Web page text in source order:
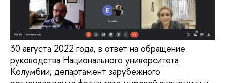
30 августа 2022 года, в ответ на обращение
руководства Национального университета
Колумбии, департамент зарубежного